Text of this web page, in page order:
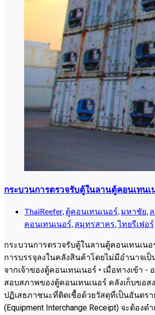
กระบวนการตรวจรับตู้ในลานตู้คอนเทนเ
ThaiReefer, ตู้คอนเทนเนอร์, มหาชัย,
คอนเทนเนอร์, สมุทรสาคร,ไทยรีเฟอร์
กระบวนการตรวจรับตู้ในลานตู้คอนเทนเน
การบรรจุลงในคลังสินค้าโดยไม่มีอำนาจเ
จากเจ้าของตู้คอนเทนเนอร์ • เมื่อทางเข้า -
สอบสภาพของตู้คอนเทนเนอร์ คลังเก็บขอส
ปฏิเสธภาชนะที่ติดเชื้อด้วยวัสดุที่เป็นอันตรา
(Equipment Interchange Receipt) จะต้องด